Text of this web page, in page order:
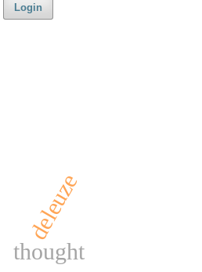
Login
deleuze
thought